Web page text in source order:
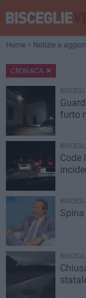
Home Notizie e
CRONACA
furto
Code